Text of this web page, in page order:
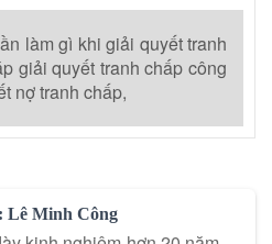
làm gì khi giải quyết tranh
giải quyết tranh chấp công
nợ tranh chấp,
Lê Minh Công